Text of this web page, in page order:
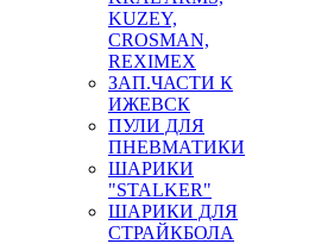
KUZEY,
CROSMAN,
REXIMEX
ЗАП.ЧАСТИ К
ИЖЕВСК
ПУЛИ ДЛЯ
ПНЕВМАТИКИ
ШАРИКИ
"STALKER"
ШАРИКИ ДЛЯ
СТРАЙКБОЛА